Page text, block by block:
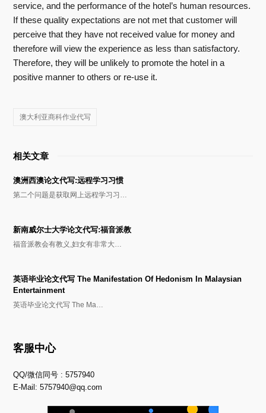
service, and the performance of the hotel’s human resources.
If these quality expectations are not met that customer will
perceive that they have not received value for money and
therefore will view the experience as less than satisfactory.
Therefore, they will be unlikely to promote the hotel in a
positive manner to others or re-use it.
澳大利亚商科作业代写
相关文章
澳洲西澳论文代写:远程学习习惯
第二个问题是获取网上远程学习习…
新南威尔士大学论文代写:福音派教
福音派教会有教义,妇女有非常大…
英语毕业论文代写 The Manifestation Of Hedonism In Malaysian
Entertainment
英语毕业论文代写 The Ma…
客服中心
QQ/微信同号 : 5757940
E-Mail:5757940@qq.com